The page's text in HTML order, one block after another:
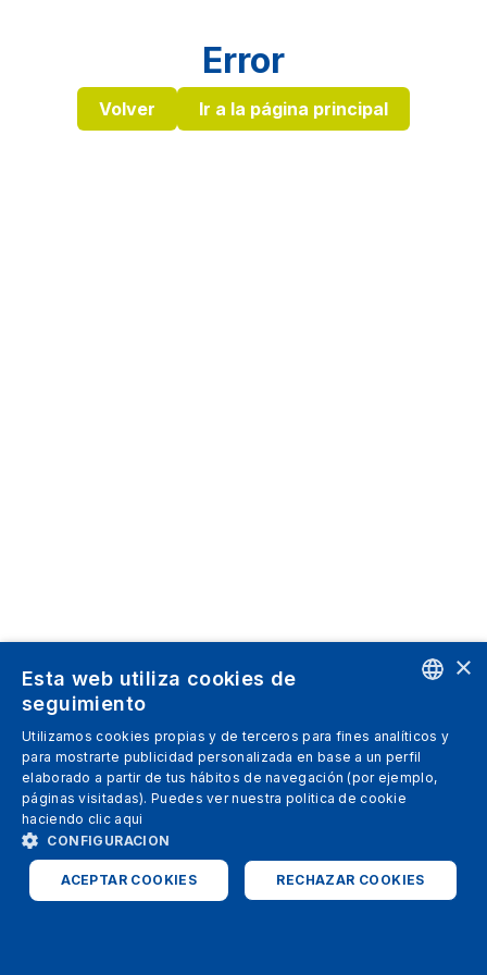
Error
Volver Ir a la página principal
SPANISH
ITALIAN
ENGLISH
×
Esta web utiliza cookies de
seguimiento
Utilizamos cookies propias y de terceros para fines analíticos y
para mostrarte publicidad personalizada en base a un perfil
elaborado a partir de tus hábitos de navegación (por ejemplo,
páginas visitadas). Puedes ver nuestra politica de cookie
haciendo clic aqui
CONFIGURACION
ACEPTAR COOKIES RECHAZAR COOKIES